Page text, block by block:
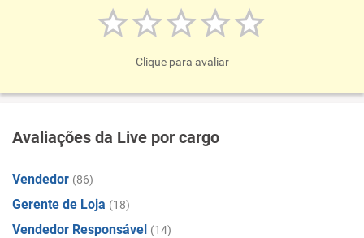
Clique para avaliar
Avaliações da Live por cargo
Vendedor (86)
Gerente de Loja (18)
Vendedor Responsável (14)